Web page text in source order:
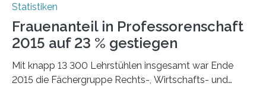
Statistiken
Frauenanteil in Professorenschaft
2015 auf 23 % gestiegen
Mit knapp 13 300 Lehrstühlen insgesamt war Ende
2015 die Fächergruppe Rechts-, Wirtschafts- und